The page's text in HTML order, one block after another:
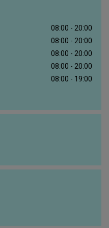
08:00 - 20:00
08:00 - 20:00
08:00 - 20:00
08:00 - 20:00
08:00 - 19:00